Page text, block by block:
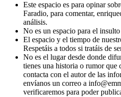
Este espacio es para opinar
Faradio, para comentar,
análisis.
No es un espacio para el
El espacio y el tiempo de
Respetáis a todos si tratáis de
No es el lugar desde donde
tienes una historia o rumor que
contacta con el autor de las
envíanos un correo a
verificaremos para poder